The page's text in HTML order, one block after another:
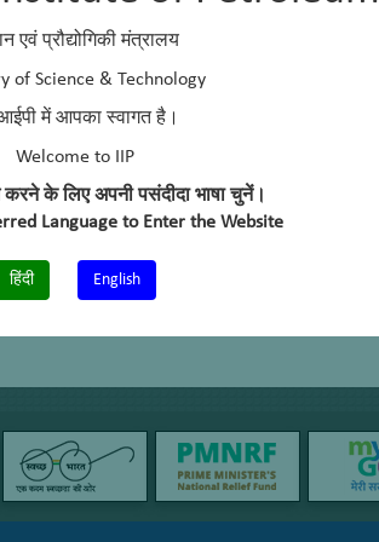
एवं प्रौद्योगिकी मंत्रालय
of Science & Technology
में आपका स्वागत है।
Welcome to IIP
के लिए अपनी पसंदीदा भाषा चुनें।
Language to Enter the Website
हिंदी English
University